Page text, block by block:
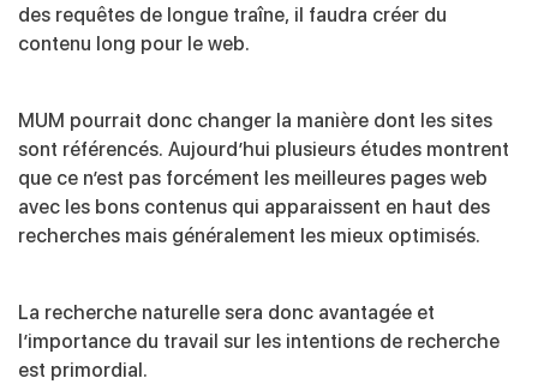
des requêtes de longue traîne, il faudra créer du
contenu long pour le web.
MUM pourrait donc changer la manière dont les sites
sont référencés. Aujourd’hui plusieurs études montrent
que ce n’est pas forcément les meilleures pages web
avec les bons contenus qui apparaissent en haut des
recherches mais généralement les mieux optimisés.
La recherche naturelle sera donc avantagée et
l’importance du travail sur les intentions de recherche
est primordial.